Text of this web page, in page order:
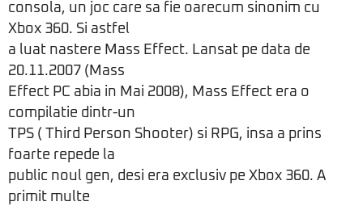
consola, un joc care sa fie oarecum sinonim cu
Xbox 360. Si astfel
a luat nastere Mass Effect. Lansat pe data de
20.11.2007 (Mass
Effect PC abia in Mai 2008), Mass Effect era o
compilatie dintr-un
TPS ( Third Person Shooter) si RPG, insa a prins
foarte repede la
public noul gen, desi era exclusiv pe Xbox 360. A
primit multe